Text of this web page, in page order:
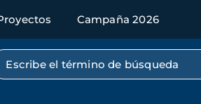
Campaña 2026
Búsqueda por texto completo